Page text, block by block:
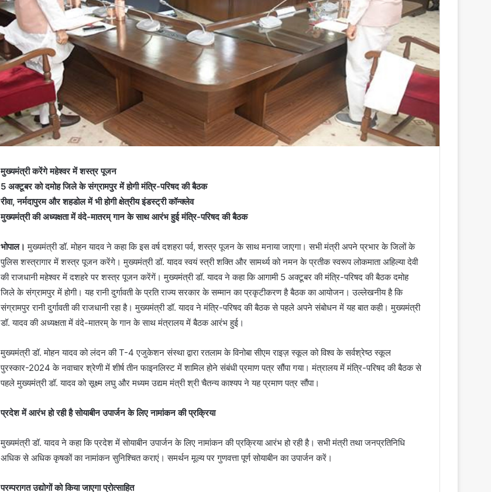
मुख्यमंत्री करेंगे महेश्वर में शस्त्र पूजन
5 अक्टूबर को दमोह जिले के संग्रामपुर में होगी मंत्रि-परिषद की बैठक
रीवा, नर्मदापुरम और शहडोल में भी होगी क्षेत्रीय इंडस्ट्री कॉन्क्लेव
मुख्यमंत्री की अध्यक्षता में वंदे-मातरम् गान के साथ आरंभ हुई मंत्रि-परिषद की बैठक
भोपाल। मुख्यमंत्री डॉ. मोहन यादव ने कहा कि इस वर्ष दशहरा पर्व, शस्त्र पूजन के साथ मनाया जाएगा। सभी मंत्री अपने प्रभार के जिलों के
पुलिस शस्त्रागार में शस्त्र पूजन करेंगे। मुख्यमंत्री डॉ. यादव स्वयं स्त्री शक्ति और सामर्थ्य को नमन के प्रतीक स्वरूप लोकमाता अहिल्या देवी
की राजधानी महेश्वर में दशहरे पर शस्त्र पूजन करेंगें। मुख्यमंत्री डॉ. यादव ने कहा कि आगामी 5 अक्टूबर की मंत्रि-परिषद की बैठक दमोह
जिले के संग्रामपुर में होगी। यह रानी दुर्गावती के प्रति राज्य सरकार के सम्मान का प्रकृटीकरण है बैठक का आयोजन। उल्लेखनीय है कि
संग्रामपुर रानी दुर्गावती की राजधानी रहा है। मुख्यमंत्री डॉ. यादव ने मं‍त्रि-परिषद की बैठक से पहले अपने संबोधन में यह बात कही। मुख्यमंत्री
डॉ. यादव की अध्यक्षता में वंदे-मातरम् के गान के साथ मंत्रालय में बैठक आरंभ हुई।
मुख्यमंत्री डॉ. मोहन यादव को लंदन की T-4 एजुकेशन संस्था द्वारा रतलाम के विनोबा सीएम राइज़ स्कूल को विश्व के सर्वश्रेष्ठ स्कूल
पुरस्कार-2024 के नवाचार श्रेणी में शीर्ष तीन फाइनलिस्ट में शामिल होने संबंधी प्रमाण पत्र सौंपा गया। मंत्रालय में मंत्रि-परिषद की बैठक से
पहले मुख्यमंत्री डॉ. यादव को सूक्ष्म लघु और मध्यम उद्यम मंत्री श्री चैतन्य काश्यप ने यह प्रमाण पत्र सौंपा।
प्रदेश में आरंभ हो रही है सोयाबीन उपार्जन के लिए नामांकन की प्रक्रिया
मुख्यमंत्री डॉ. यादव ने कहा कि प्रदेश में सोयाबीन उपार्जन के लिए नामांकन की प्रक्रिया आरंभ हो रही है। सभी मंत्री तथा जनप्रतिनिधि
अधिक से अधिक कृषकों का नामांकन सुनिश्चित कराएं। समर्थन मूल्य पर गुणवत्ता पूर्ण सोयाबीन का उपार्जन करें।
परम्परागत उद्योगों को किया जाएगा प्रोत्साहित